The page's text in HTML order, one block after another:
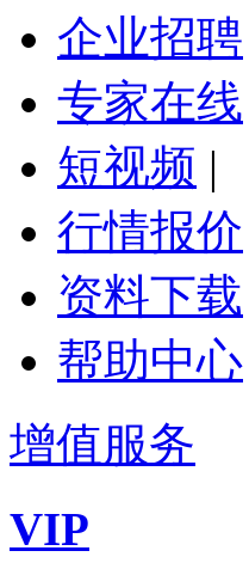
企业招聘
专家在线
短视频 |
行情报价
资料下载
帮助中心
增值服务
VIP